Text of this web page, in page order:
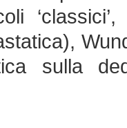
sulla